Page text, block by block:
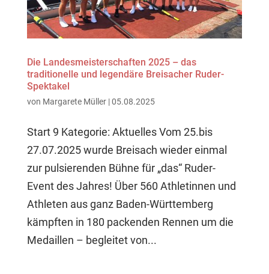
Die Landesmeisterschaften 2025 – das
traditionelle und legendäre Breisacher Ruder-
Spektakel
von Margarete Müller|05.08.2025
Start 9 Kategorie: Aktuelles Vom 25.bis
27.07.2025 wurde Breisach wieder einmal
zur pulsierenden Bühne für „das“ Ruder-
Event des Jahres! Über 560 Athletinnen und
Athleten aus ganz Baden-Württemberg
kämpften in 180 packenden Rennen um die
Medaillen – begleitet von...